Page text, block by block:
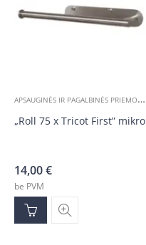
A
PSAUGINĖS IR PAGALBINĖS PRIEMONĖS
„Roll 75 x Tricot First”
14,00€
be PVM